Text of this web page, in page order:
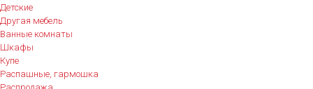
Детские
Другая мебель
Ванные комнаты
Шкафы
Купе
Распашные, гармошка